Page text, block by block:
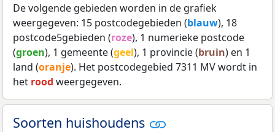
De volgende gebieden worden in de grafiek
weergegeven: 15 postcodegebieden (blauw), 18
postcode5gebieden (roze), 1 numerieke postcode
(groen), 1 gemeente (geel), 1 provincie (bruin) en 1
land (oranje). Het postcodegebied 7311 MV wordt in
het rood weergegeven.
Soorten huishoudens